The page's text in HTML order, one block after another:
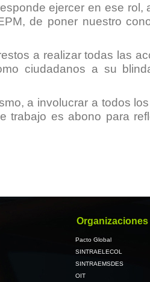
ejercer en ese rol,
de poner nuestro
a realizar todas las
ciudadanos a su
a involucrar a todos
trabajo es abono para
Pacto Global
SINTRAELECOL
SINTRAEMSDES
OIT